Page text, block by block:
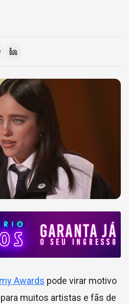
Awards pode virar motivo
muitos artistas e fãs de